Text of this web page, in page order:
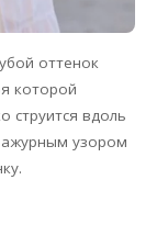
оттенок
которой
струится вдоль
узором